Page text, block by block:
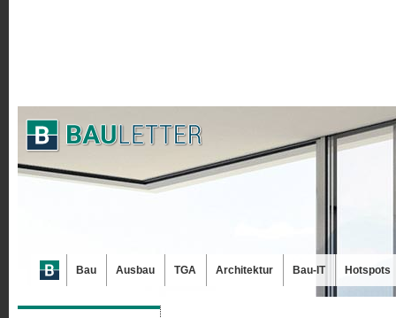
Bau Ausbau TGA Architektur Bau-IT Hotspots